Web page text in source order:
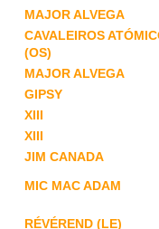
MAJOR ALVEGA
CAVALEIROS
(OS)
MAJOR ALVEGA
GIPSY
XIII
XIII
JIM CANADA
MIC MAC ADAM
RÉVÉREND (LE)